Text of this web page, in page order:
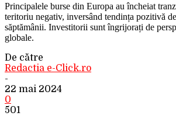
Principalele burse din Europa au încheiat
teritoriu negativ, inversând tendința pozitivă
săptămânii. Investitorii sunt îngrijorați de
globale.
De către
Redactia e-Click.ro
-
22 mai 2024
0
501